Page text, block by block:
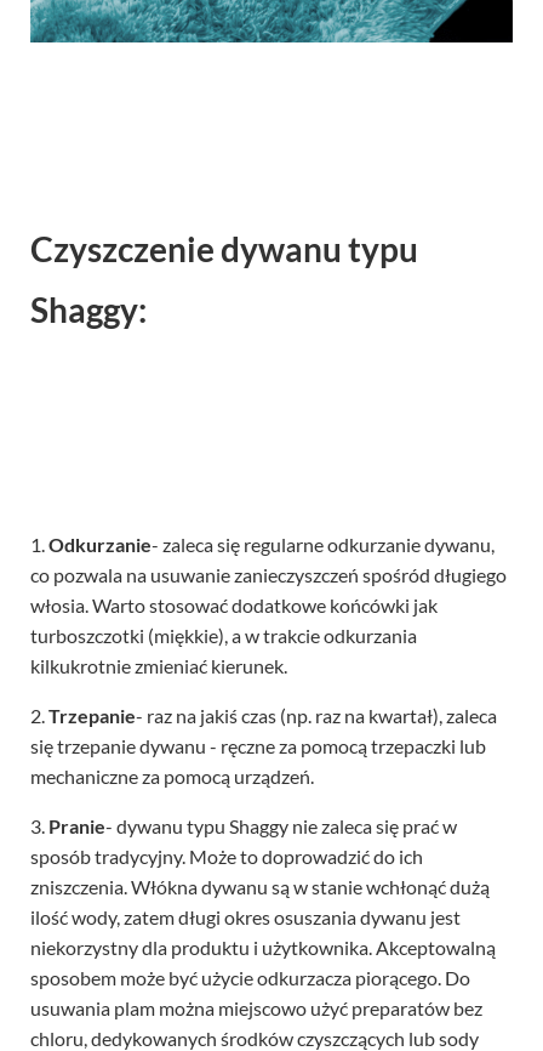
Czyszczenie dywanu typu
Shaggy:
1.Odkurzanie- zaleca się regularne odkurzanie dywanu,
co pozwala na usuwanie zanieczyszczeń spośród długiego
włosia. Warto stosować dodatkowe końcówki jak
turboszczotki (miękkie), a w trakcie odkurzania
kilkukrotnie zmieniać kierunek.
2.Trzepanie- raz na jakiś czas (np. raz na kwartał), zaleca
się trzepanie dywanu - ręczne za pomocą trzepaczki lub
mechaniczne za pomocą urządzeń.
3. Pranie- dywanu typu Shaggy nie zaleca się prać w
sposób tradycyjny. Może to doprowadzić do ich
zniszczenia. Włókna dywanu są w stanie wchłonąć dużą
ilość wody, zatem długi okres osuszania dywanu jest
niekorzystny dla produktu i użytkownika. Akceptowalną
sposobem może być użycie odkurzacza piorącego. Do
usuwania plam można miejscowo użyć preparatów bez
chloru, dedykowanych środków czyszczących lub sody